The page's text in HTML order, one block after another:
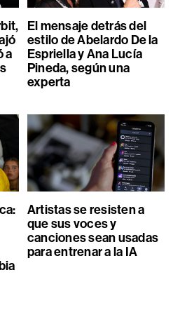
a
El mensaje detrás del
estilo de Abelardo De la
Espriella y Ana Lucía
Pineda, según una
experta
Artistas se resisten a
que sus voces y
canciones sean usadas
para entrenar a la IA